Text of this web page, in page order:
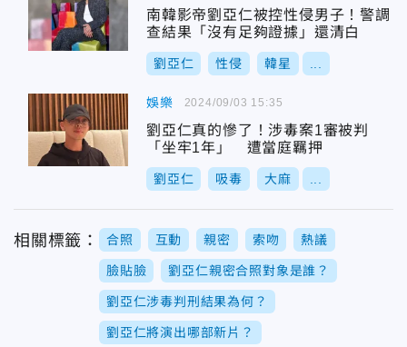
南韓影帝劉亞仁被控性侵男子！警調
查結果「沒有足夠證據」還清白
劉亞仁 性侵 韓星
娛樂
劉亞仁真的慘了！涉毒案1審被判
「坐牢1年」 遭當庭羈押
劉亞仁 吸毒 大麻
2024/09/03 15:35
相關標籤： 合照 互動 親密 索吻 熱議
臉貼臉 劉亞仁親密合照對象是誰？
劉亞仁涉毒判刑結果為何？
劉亞仁將演出哪部新片？